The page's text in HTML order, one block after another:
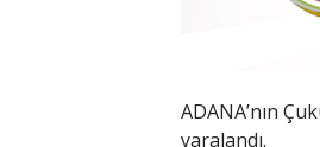
ADANA’nın
yaralandı.